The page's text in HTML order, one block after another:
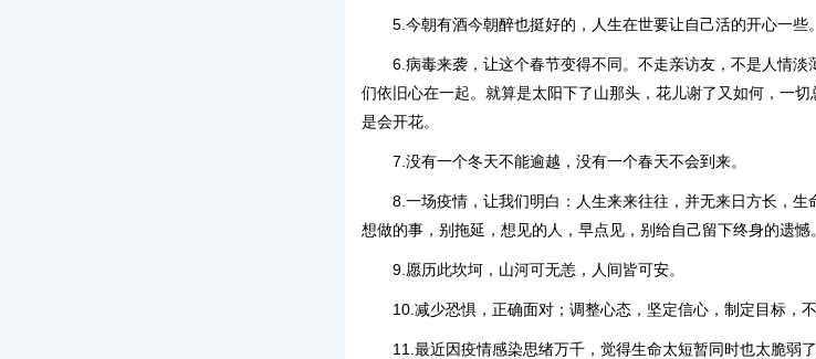
5.今朝有酒今朝醉也挺好的，人生在世要让自己活的开心一些。
6.病毒来袭，让这个春节变得不同。不走亲访友，不是人情
们依旧心在一起。就算是太阳下了山那头，花儿谢了又如何，一
是会开花。
7.没有一个冬天不能逾越，没有一个春天不会到来。
8.一场疫情，让我们明白：人生来来往往，并无来日方长，生
想做的事，别拖延，想见的人，早点见，别给自己留下终身的遗憾。
9.愿历此坎坷，山河可无恙，人间皆可安。
10.减少恐惧，正确面对；调整心态，坚定信心，制定目标，
11.最近因疫情感染思绪万千，觉得生命太短暂同时也太脆弱